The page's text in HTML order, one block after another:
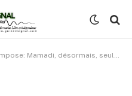
seul face à son destin et l’histoire! (Par Marouane)